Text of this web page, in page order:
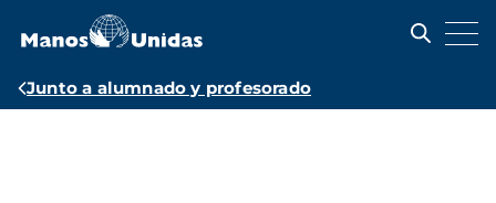
contenido
Ruta
Junto a alumnado y profesorado